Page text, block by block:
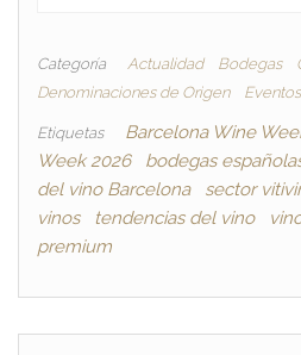
Categoría Actualidad Bodegas
Denominaciones de Origen
Eventos
Etiquetas Barcelona Wine
Week 2026
bodegas
del vino Barcelona
sector
vinos
tendencias del vino
premium